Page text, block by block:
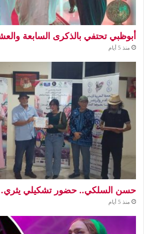
أبوظبي تحتفي بالذكرى السابعة
منذ 5 أيام
حسن السلكي.. حضور تشكيلي
منذ 5 أيام